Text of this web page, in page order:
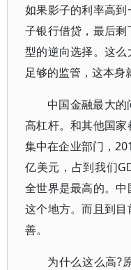
如果影子的利率高
子银行借贷，最后
型的逆向选择。这
足够的监管，这本身
中国金融最大的
高杠杆。和其他国
集中在企业部门，
亿美元，占到我们
全世界是最高的。
这个地方。而且到
善。
为什么这么高?